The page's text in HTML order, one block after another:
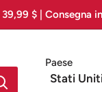
$ | Consegna
Paese
Stati